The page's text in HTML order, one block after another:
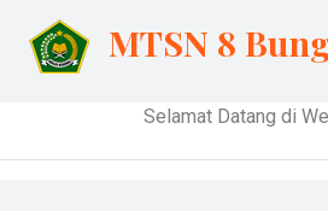
MTSN 8
Selamat Datang di